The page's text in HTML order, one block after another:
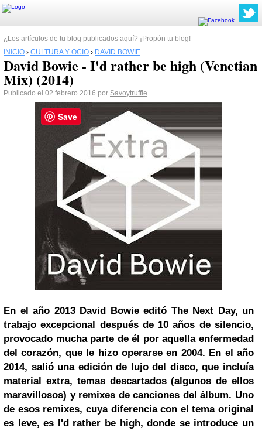
¿Los artículos de tu blog publicados aquí? ¡Propón tu blog!
INICIO › CULTURA Y OCIO › DAVID BOWIE
David Bowie - I'd rather be high (Venetian
Mix) (2014)
Publicado el 02 febrero 2016 por Savoytruffle
En el año 2013 David Bowie editó The Next Day, un
trabajo excepcional después de 10 años de silencio,
provocado mucha parte de él por aquella enfermedad
del corazón, que le hizo operarse en 2004. En el año
2014, salió una edición de lujo del disco, que incluía
material extra, temas descartados (algunos de ellos
maravillosos) y remixes de canciones del álbum. Uno
de esos remixes, cuya diferencia con el tema original
es leve, es I'd rather be high, donde se introduce un
Save